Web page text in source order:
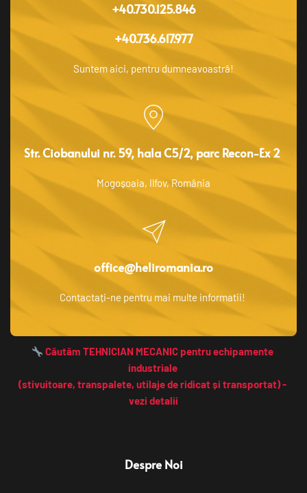
+40.730.125.846
+40.736.617.977
Suntem aici, pentru dumneavoastră!
Str. Ciobanului nr. 59, hala C5/2, parc Recon-Ex 2
Mogoșoaia, Ilfov, România
office@heliromania.ro
Contactați-ne pentru mai multe informatii!
Căutăm TEHNICIAN MECANIC pentru echipamente
industriale
(stivuitoare, transpalete, utilaje de ridicat și transportat) -
vezi detalii
Despre Noi